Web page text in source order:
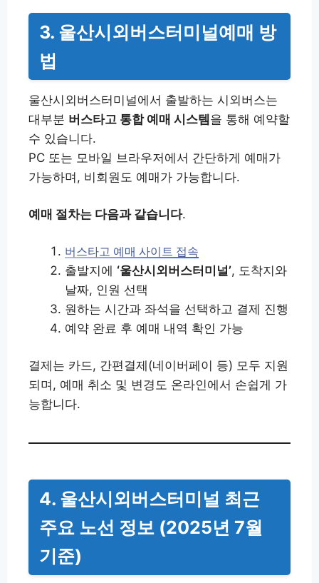
3. 울산시외버스터미널예매 방
법
울산시외버스터미널에서 출발하는 시외버스는
대부분 버스타고 통합 예매 시스템을 통해 예약할
수 있습니다.
PC 또는 모바일 브라우저에서 간단하게 예매가
가능하며, 비회원도 예매가 가능합니다.
예매 절차는 다음과 같습니다.
버스타고 예매 사이트 접속
출발지에 ‘울산시외버스터미널’, 도착지와
날짜, 인원 선택
원하는 시간과 좌석을 선택하고 결제 진행
예약 완료 후 예매 내역 확인 가능
결제는 카드, 간편결제(네이버페이 등) 모두 지원
되며, 예매 취소 및 변경도 온라인에서 손쉽게 가
능합니다.
4. 울산시외버스터미널 최근
주요 노선 정보 (2025년 7월
기준)